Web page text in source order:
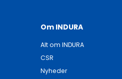
Om INDURA
Alt om INDURA
CSR
Nyheder